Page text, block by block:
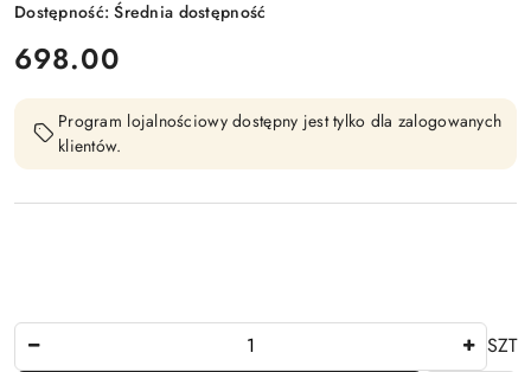
Dostępność:Średnia dostępność
cena:
698.00
Program lojalnościowy dostępny jest tylko dla zalogowanych
klientów.
SZT